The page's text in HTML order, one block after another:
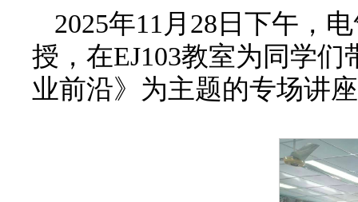
2025年11月28日下午，
授，在EJ103教室为同学
业前沿》为主题的专场讲